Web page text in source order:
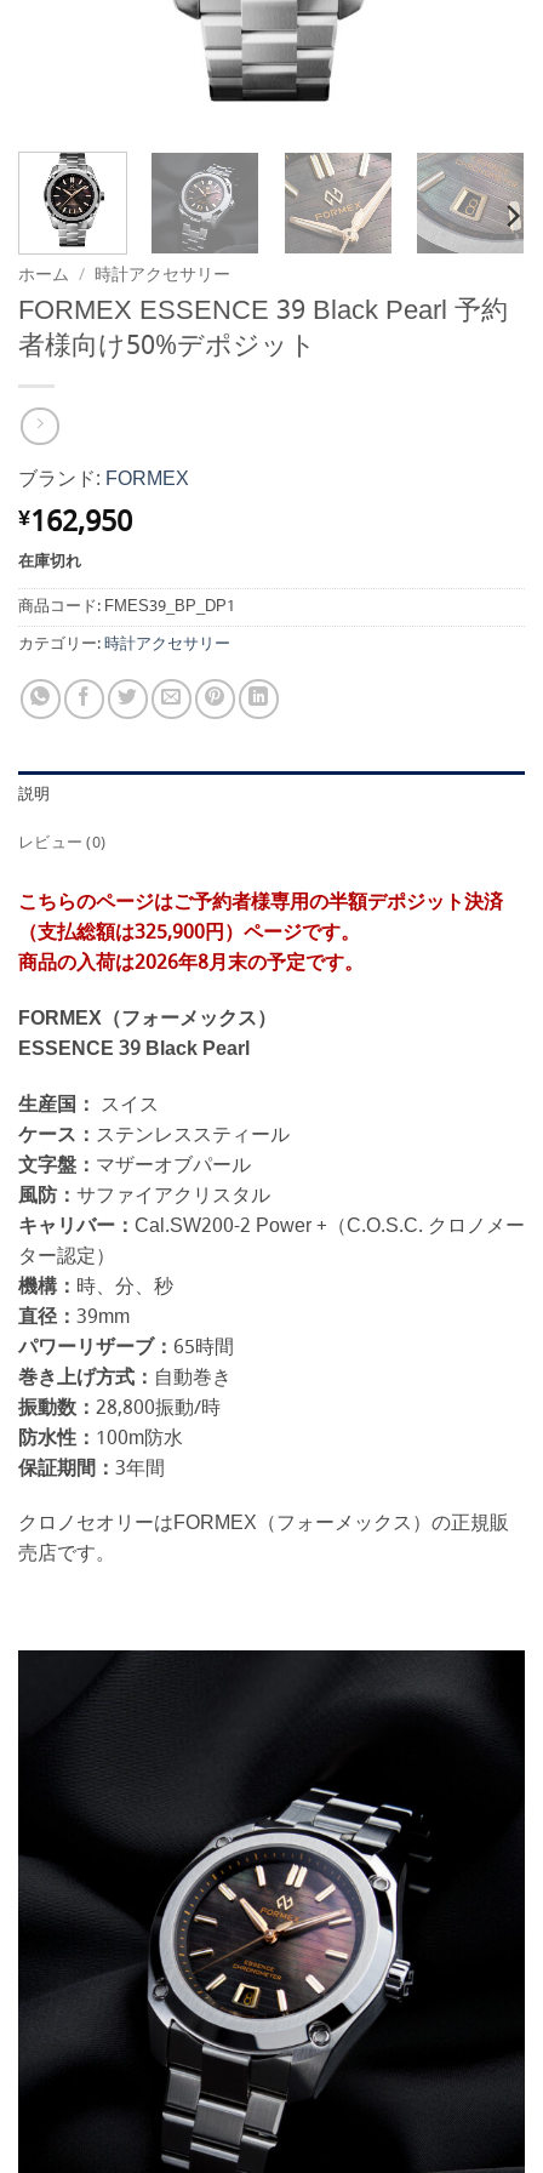
ホーム / 時計アクセサリー
FORMEX ESSENCE 39 Black Pearl 予約
者様向け50%デポジット
ブランド: FORMEX
¥162,950
在庫切れ
商品コード:FMES39_BP_DP1
カテゴリー:時計アクセサリー
説明
レビュー (0)
こちらのページはご予約者様専用の半額デポジット決済
（支払総額は325,900円）ページです。
商品の入荷は2026年8月末の予定です。
FORMEX（フォーメックス）
ESSENCE 39 Black Pearl
生産国： スイス
ケース： ステンレススティール
文字盤： マザーオブパール
風防： サファイアクリスタル
キャリバー： Cal.SW200-2 Power +（C.O.S.C. クロノメー
ター認定）
機構： 時、分、秒
直径： 39mm
パワーリザーブ： 65時間
巻き上げ方式： 自動巻き
振動数： 28,800振動/時
防水性： 100m防水
保証期間： 3年間
クロノセオリーはFORMEX（フォーメックス）の正規販
売店です。